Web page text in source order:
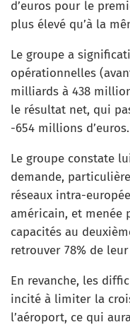
d’euros pour le
plus élevé qu’à la
Le groupe a
opérationnelles
milliards à 438
le résultat net, qui
-654 millions d’euros.
Le groupe constate
demande,
réseaux intra-
américain, et menée
capacités au
retrouver 78% de
En revanche, les
incité à limiter la
l’aéroport, ce qui